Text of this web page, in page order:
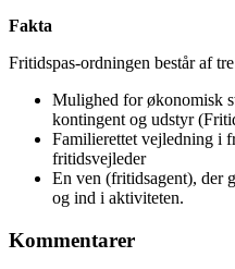
Fakta
Fritidspas-ordningen består af
Mulighed for økonomisk
kontingent og udstyr
Familierettet vejledning i
fritidsvejleder
En ven (fritidsagent), der
og ind i aktiviteten.
Kommentarer